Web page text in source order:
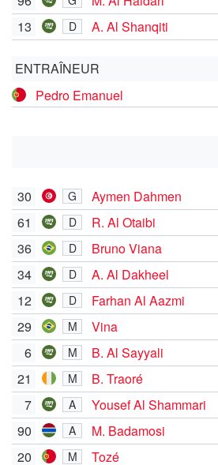
13
D A. Al Shanqiti
ENTRAÎNEUR
Pedro Emanuel
30 G
Aymen Dahmen
61
D
R. Al Otaibi
36
D
Bruno Viana
34
D A. Al Dakheel
12 D Farhan Al Aazmi
29 M Vina
6 M B. Al Sayyali
21 M B. Traoré
7 A Yousef Al Shammari
90 A
M. Badamosi
20
M Tozé